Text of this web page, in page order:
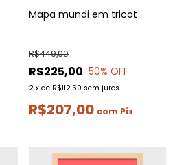
Mapa mundi em tricot
R$225,00
R$449,00
50% OFF
2 x de R$112,50 sem juros
R$207,00 com Pix